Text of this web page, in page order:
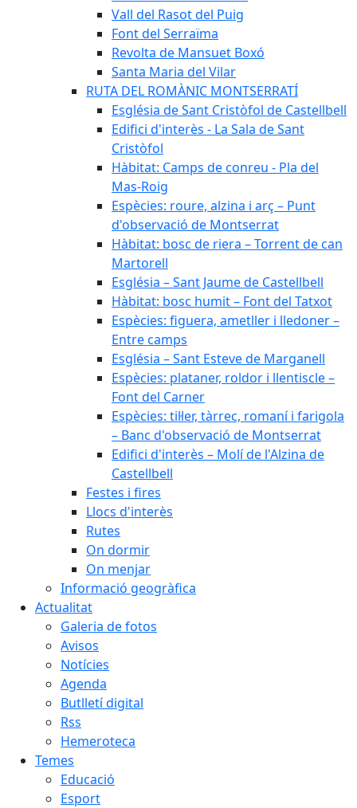
Vall del Rasot del Puig
Font del Serraïma
Revolta de Mansuet Boxó
Santa Maria del Vilar
RUTA DEL ROMÀNIC MONTSERRATÍ
Església de Sant Cristòfol de Castellbell
Edifici d'interès - La Sala de Sant
Cristòfol
Hàbitat: Camps de conreu - Pla del
Mas-Roig
Espècies: roure, alzina i arç – Punt
d'observació de Montserrat
Hàbitat: bosc de riera – Torrent de can
Martorell
Església – Sant Jaume de Castellbell
Hàbitat: bosc humit – Font del Tatxot
Espècies: figuera, ametller i lledoner –
Entre camps
Església – Sant Esteve de Marganell
Espècies: plataner, roldor i llentiscle –
Font del Carner
Espècies: til·ler, tàrrec, romaní i farigola
– Banc d'observació de Montserrat
Edifici d'interès – Molí de l'Alzina de
Castellbell
Festes i fires
Llocs d'interès
Rutes
On dormir
On menjar
Informació geogràfica
Actualitat
Galeria de fotos
Avisos
Notícies
Agenda
Butlletí digital
Rss
Hemeroteca
Temes
Educació
Esport